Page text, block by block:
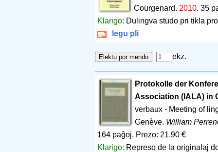
Courgenard. 2010. 35
Klarigo: Dulingva studo pri tikla
legu pli
ekz.
Protokolle der
Association (IALA) in
verbaux - Meeting of
Genève. William
164 paĝoj. Prezo: 21.90 €
Klarigo: Represo de la originalaj